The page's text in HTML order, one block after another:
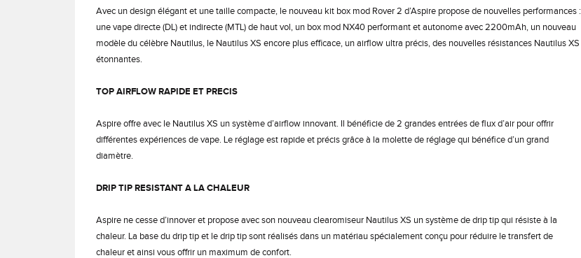
Avec un design élégant et une taille compacte, le nouveau kit box mod Rover 2 d’Aspire propose de nouvelles performances :
une vape directe (DL) et indirecte (MTL) de haut vol, un box mod NX40 performant et autonome avec 2200mAh, un nouveau
modèle du célèbre Nautilus, le Nautilus XS encore plus efficace, un airflow ultra précis, des nouvelles résistances Nautilus XS
étonnantes.
TOP AIRFLOW RAPIDE ET PRECIS
Aspire offre avec le Nautilus XS un système d’airflow innovant. Il bénéficie de 2 grandes entrées de flux d’air pour offrir
différentes expériences de vape. Le réglage est rapide et précis grâce à la molette de réglage qui bénéfice d’un grand
diamètre.
DRIP TIP RESISTANT A LA CHALEUR
Aspire ne cesse d’innover et propose avec son nouveau clearomiseur Nautilus XS un système de drip tip qui résiste à la
chaleur. La base du drip tip et le drip tip sont réalisés dans un matériau spécialement conçu pour réduire le transfert de
chaleur et ainsi vous offrir un maximum de confort.